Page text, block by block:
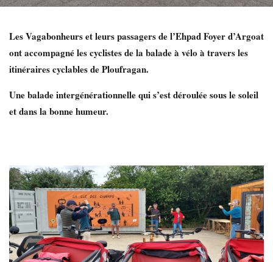
Les Vagabonheurs et leurs passagers de l’Ehpad Foyer d’Argoat
ont accompagné les cyclistes de la balade à vélo à travers les
itinéraires cyclables de Ploufragan.
Une balade intergénérationnelle qui s’est déroulée sous le soleil
et dans la bonne humeur.